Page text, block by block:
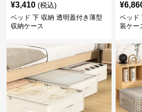
¥3,410 (税込)
ベッド 下 収納 透明蓋付き薄型
収納ケース
¥
ベッド
装ケー